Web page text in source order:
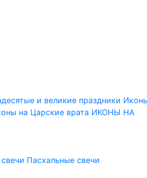
и великие праздники
на Царские врата ИКОНЫ НА
Пасхальные свечи